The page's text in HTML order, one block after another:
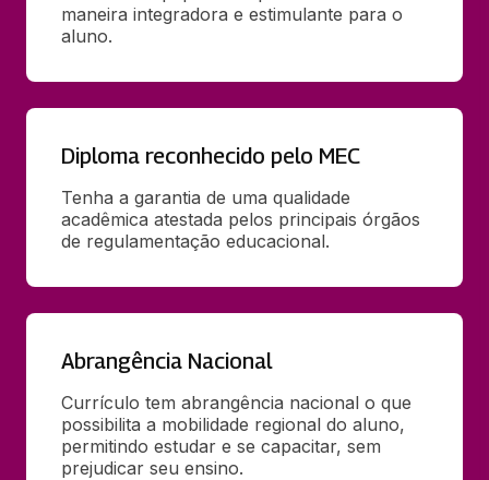
maneira integradora e estimulante para o
aluno.
Diploma reconhecido pelo MEC
Tenha a garantia de uma qualidade
acadêmica atestada pelos principais órgãos
de regulamentação educacional.
Abrangência Nacional
Currículo tem abrangência nacional o que
possibilita a mobilidade regional do aluno,
permitindo estudar e se capacitar, sem
prejudicar seu ensino.